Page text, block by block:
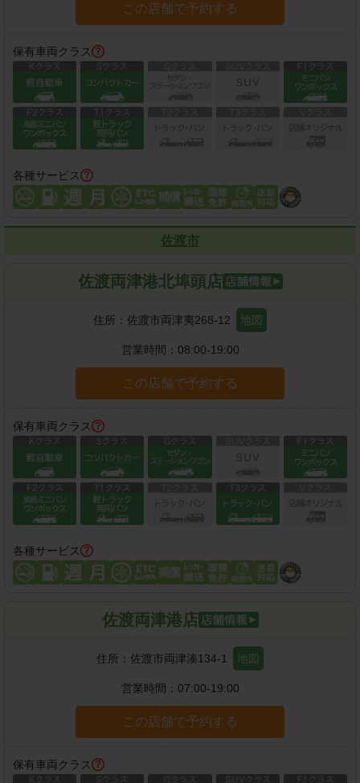
この店舗で予約する
保有車両クラス
各種サービス
佐渡市
佐渡両津港北埠頭店
住所： 佐渡市両津夷268-12 地図
営業時間： 08:00-19:00
この店舗で予約する
保有車両クラス
各種サービス
佐渡両津港店
住所： 佐渡市両津湊134-1 地図
営業時間： 07:00-19:00
この店舗で予約する
保有車両クラス